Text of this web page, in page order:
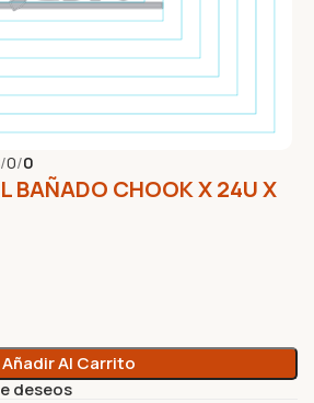
0 0
BAÑADO CHOOK X 24U X
Añadir Al Carrito
deseos